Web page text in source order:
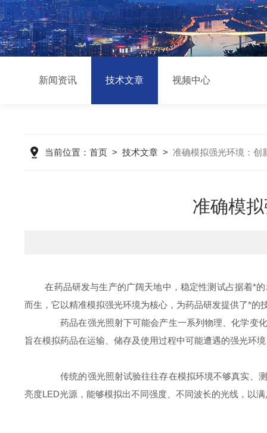
新闻资讯 技术文章 视频中心
当前位置： 首页> 技术文章> 准确模拟强光环境：创
准确模
在药品研发与生产的广阔天地中，稳定性测试占据着*的
而生，它以精准模拟强光环境为核心，为药品研发提供了*的
药品在强光照射下可能会产生一系列物理、化学变化
旨在模拟药品在运输、储存及使用过程中可能遭遇的强光环
传统的强光照射试验往往存在模拟环境不够真实、测
亮度LED光源，能够模拟出不同强度、不同波长的光线，以